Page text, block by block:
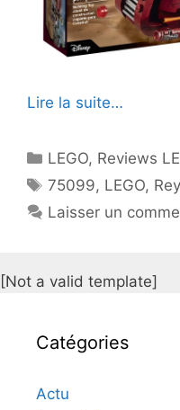
Lire la suite…
Catégories
LEGO, Reviews
Étiquettes
75099, LEGO,
Laisser un
[Not a valid template]
Catégories
Actu